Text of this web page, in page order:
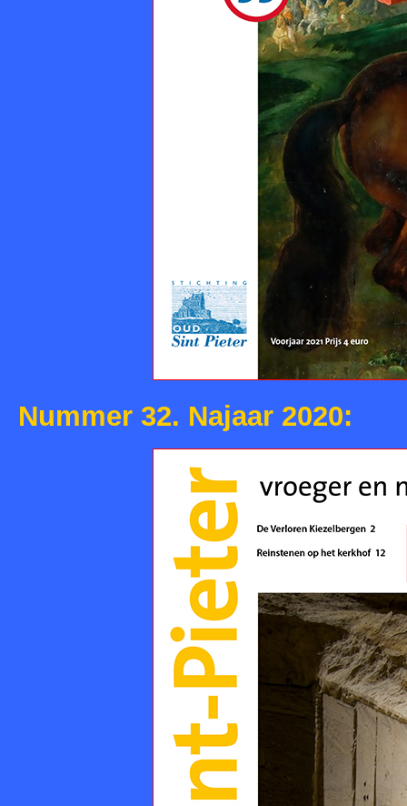
Nummer 32. Najaar 2020: